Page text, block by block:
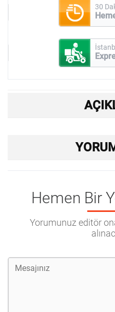
30
Hemen Bir
Yorumunuz editör